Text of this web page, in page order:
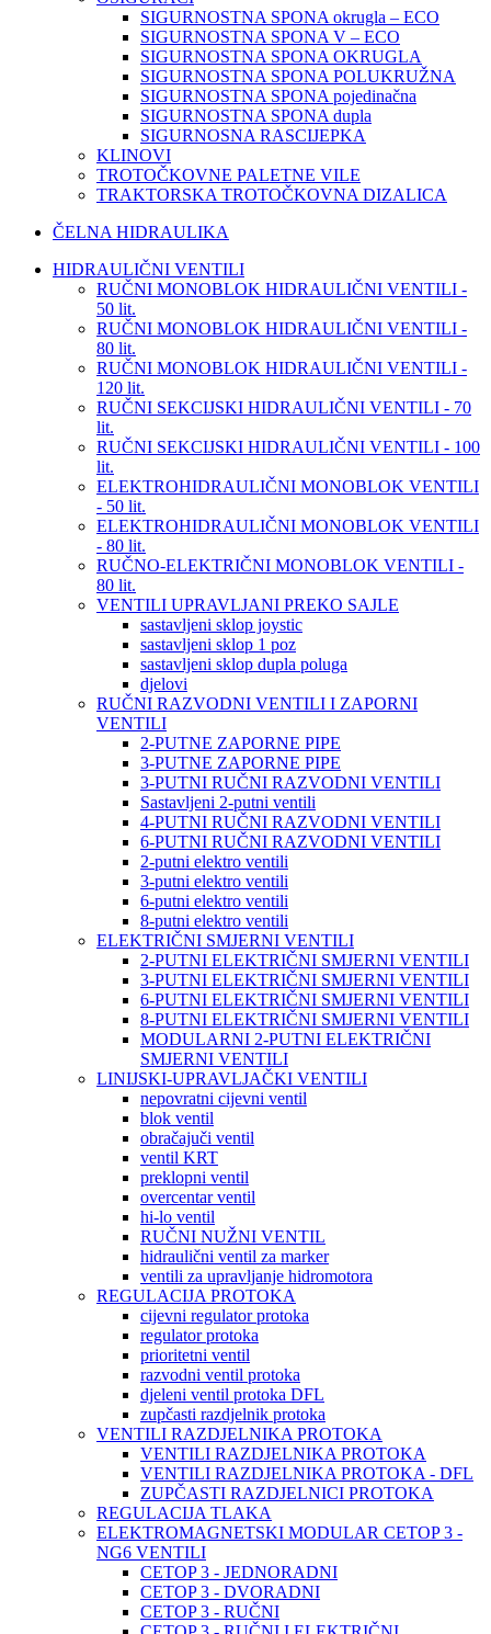
SIGURNOSTNA SPONA okrugla – ECO
SIGURNOSTNA SPONA V – ECO
SIGURNOSTNA SPONA OKRUGLA
SIGURNOSTNA SPONA POLUKRUŽNA
SIGURNOSTNA SPONA pojedinačna
SIGURNOSTNA SPONA dupla
SIGURNOSNA RASCIJEPKA
KLINOVI
TROTOČKOVNE PALETNE VILE
TRAKTORSKA TROTOČKOVNA DIZALICA
ČELNA HIDRAULIKA
HIDRAULIČNI VENTILI
RUČNI MONOBLOK HIDRAULIČNI VENTILI -
50 lit.
RUČNI MONOBLOK HIDRAULIČNI VENTILI -
80 lit.
RUČNI MONOBLOK HIDRAULIČNI VENTILI -
120 lit.
RUČNI SEKCIJSKI HIDRAULIČNI VENTILI - 70
lit.
RUČNI SEKCIJSKI HIDRAULIČNI VENTILI - 100
lit.
ELEKTROHIDRAULIČNI MONOBLOK VENTILI
- 50 lit.
ELEKTROHIDRAULIČNI MONOBLOK VENTILI
- 80 lit.
RUČNO-ELEKTRIČNI MONOBLOK VENTILI -
80 lit.
VENTILI UPRAVLJANI PREKO SAJLE
sastavljeni sklop joystic
sastavljeni sklop 1 poz
sastavljeni sklop dupla poluga
djelovi
RUČNI RAZVODNI VENTILI I ZAPORNI
VENTILI
2-PUTNE ZAPORNE PIPE
3-PUTNE ZAPORNE PIPE
3-PUTNI RUČNI RAZVODNI VENTILI
Sastavljeni 2-putni ventili
4-PUTNI RUČNI RAZVODNI VENTILI
6-PUTNI RUČNI RAZVODNI VENTILI
2-putni elektro ventili
3-putni elektro ventili
6-putni elektro ventili
8-putni elektro ventili
ELEKTRIČNI SMJERNI VENTILI
2-PUTNI ELEKTRIČNI SMJERNI VENTILI
3-PUTNI ELEKTRIČNI SMJERNI VENTILI
6-PUTNI ELEKTRIČNI SMJERNI VENTILI
8-PUTNI ELEKTRIČNI SMJERNI VENTILI
MODULARNI 2-PUTNI ELEKTRIČNI
SMJERNI VENTILI
LINIJSKI-UPRAVLJAČKI VENTILI
nepovratni cijevni ventil
blok ventil
obračajuči ventil
ventil KRT
preklopni ventil
overcentar ventil
hi-lo ventil
RUČNI NUŽNI VENTIL
hidraulični ventil za marker
ventili za upravljanje hidromotora
REGULACIJA PROTOKA
cijevni regulator protoka
regulator protoka
prioritetni ventil
razvodni ventil protoka
djeleni ventil protoka DFL
zupčasti razdjelnik protoka
VENTILI RAZDJELNIKA PROTOKA
VENTILI RAZDJELNIKA PROTOKA
VENTILI RAZDJELNIKA PROTOKA - DFL
ZUPČASTI RAZDJELNICI PROTOKA
REGULACIJA TLAKA
ELEKTROMAGNETSKI MODULAR CETOP 3 -
NG6 VENTILI
CETOP 3 - JEDNORADNI
CETOP 3 - DVORADNI
CETOP 3 - RUČNI